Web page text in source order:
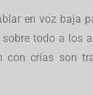
en voz baja
sobre todo a los
con crías son